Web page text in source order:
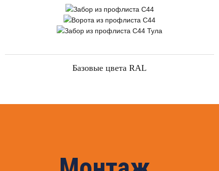
Базовые цвета RAL